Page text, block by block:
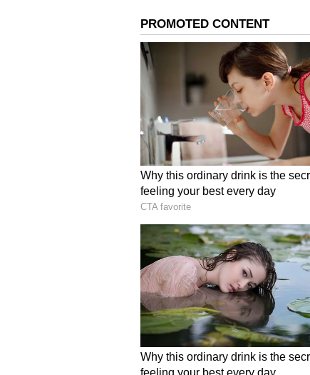
ಅದಕ್ಕೆ ಅರ್ಜಿದಾರರ ಪರ ವಕೀಲರು,
ಹೆಚ್ಚಿನ ವಿವರ ನ್ಯಾಯಪೀಠಕ್ಕೆ ನೀಡಲು
ವಾದ ಮಂಡಿಸಿ. ಈಗ ಬೇಡ ಎಂದು
ನಂತರ ವಕೀಲ ಸಿರಾಜುದ್ದಿನ್‌ ಅಹ್ಮದ್‌
ಪೂರೈಕೆಯಾಗುತ್ತಿದೆಯೇ ಎಂಬ ಬಗ್ಗೆ
ಅಭಿಯೋಜಕರಿಗೆ ನ್ಯಾಯಮೂರ್ತಿಗಳು
ಅರ್ಜಿಯ ವಿಚಾರಣೆಯನ್ನು ಸೆ.5ಕ್ಕೆ